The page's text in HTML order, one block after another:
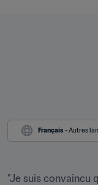
Français - Autres
"Je suis convaincu